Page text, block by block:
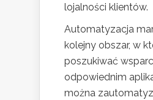
lojalności klientów.
Automatyzacja
kolejny obszar, w
poszukiwać
odpowiednim
można